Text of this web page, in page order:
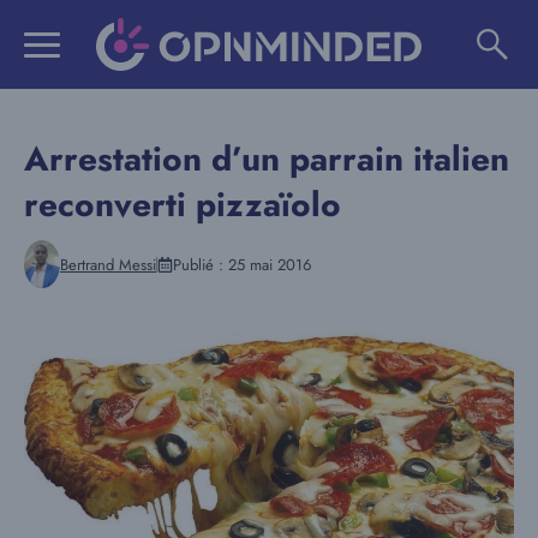
Arrestation d’un parrain italien
reconverti pizzaïolo
Bertrand Messi Publié : 25 mai 2016